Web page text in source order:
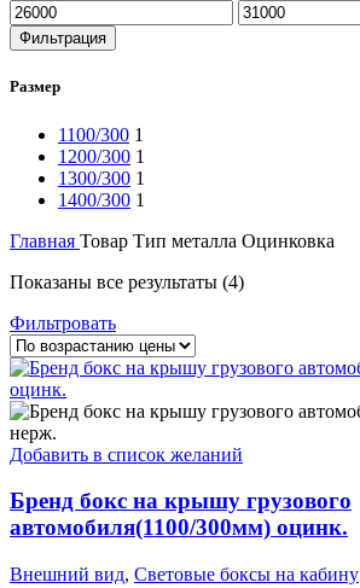
Минимальная
цена
Максимальная
цена
Фильтрация
Размер
1100/300 1
1200/300 1
1300/300 1
1400/300 1
Главная Товар Тип металла Оцинковка
Показаны все результаты (4)Цены:
Фильтровать
Добавить в список желаний
Бренд бокс на крышу грузового
автомобиля(1100/300мм) оцинк.
Внешний вид, Световые боксы на кабину